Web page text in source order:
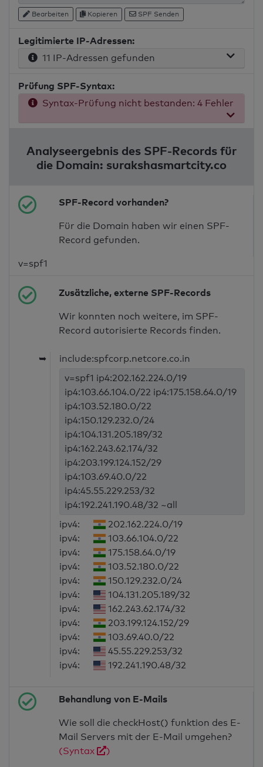
Bearbeiten Kopieren SPF Senden
Legitimierte IP-Adressen:
11 IP-Adressen gefunden
Prüfung SPF-Syntax:
Syntax-Prüfung nicht bestanden: 4 Fehler
Analyseergebnis des SPF-Records für
die Domain: surakshasmartcity.co
SPF-Record vorhanden?
Für die Domain haben wir einen SPF-
Record gefunden.
v=spf1
Zusätzliche, externe SPF-Records
Wir konnten noch weitere, im SPF-
Record autorisierte Records finden.
➥
include:spfcorp.netcore.co.in
v=spf1 ip4:202.162.224.0/19
ip4:103.66.104.0/22 ip4:175.158.64.0/19
ip4:103.52.180.0/22
ip4:150.129.232.0/24
ip4:104.131.205.189/32
ip4:162.243.62.174/32
ip4:203.199.124.152/29
ip4:103.69.40.0/22
ip4:45.55.229.253/32
ip4:192.241.190.48/32 ~all
ipv4:
202.162.224.0/19
ipv4:
103.66.104.0/22
ipv4:
175.158.64.0/19
ipv4:
103.52.180.0/22
ipv4:
150.129.232.0/24
ipv4:
104.131.205.189/32
ipv4:
162.243.62.174/32
ipv4:
203.199.124.152/29
ipv4:
103.69.40.0/22
ipv4:
45.55.229.253/32
ipv4:
192.241.190.48/32
Behandlung von E-Mails
Wie soll die checkHost() funktion des E-
Mail Servers mit der E-Mail umgehen?
(Syntax
)